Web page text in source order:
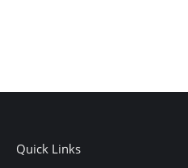
Quick Links